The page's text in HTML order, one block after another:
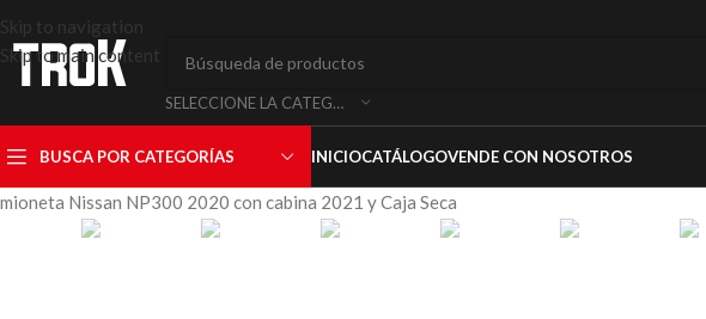
Skip to navigation
Skip to main content
SELECCIONE LA CATEGORÍA
BUSCA POR CATEGORÍAS INICIOCATÁLOGOVENDE CON NOSOTROS